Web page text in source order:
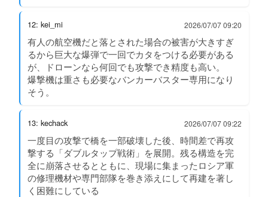
12: kei_mi 2026/07/07 09:20
有人の航空機だと落とされた場合の被害が大きすぎ
るから巨大な爆弾で一回でカタをつける必要がある
が、ドローンなら何回でも攻撃でき精度も高い。
爆撃機は重さも必要なバンカーバスター専用になり
そう。
13: kechack 2026/07/07 09:22
一度目の攻撃で橋を一部破壊した後、時間差で再攻
撃する「ダブルタップ戦術」を展開。残る構造を完
全に崩落させるとともに、現場に集まったロシア軍
の修理機材や専門部隊を巻き添えにして再建を著し
く困難にしている